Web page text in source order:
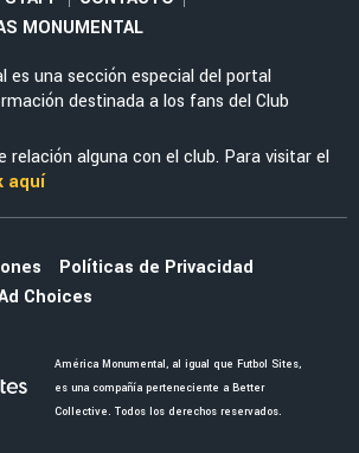
a jugar con West Ham y
tras el Mundial